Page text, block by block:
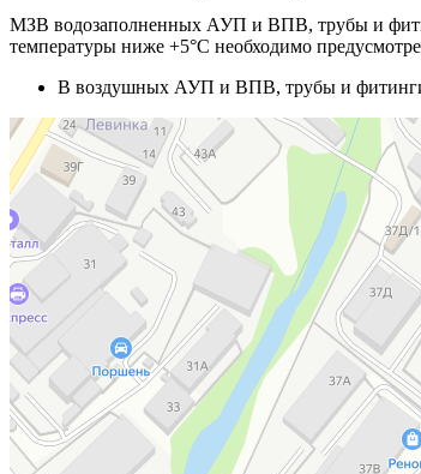
МЗВ водозаполненных АУП и ВПВ, трубы и
температуры ниже +5°C необходимо
В воздушных АУП и ВПВ, трубы и фитинги